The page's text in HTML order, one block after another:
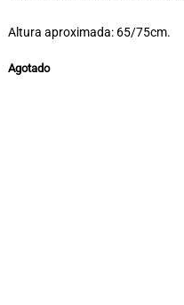
Altura aproximada: 65/75cm.
Agotado